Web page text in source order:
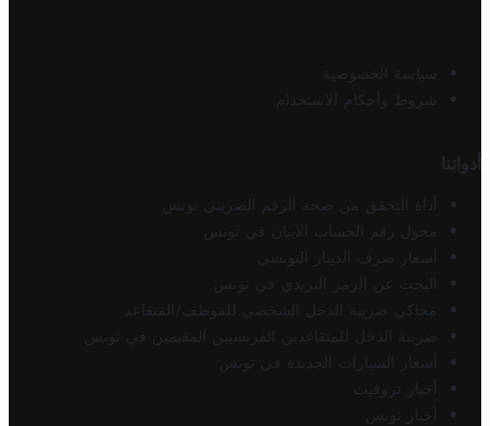
سياسة الخصوصية
شروط وأحكام الاستخدام
أدواتنا
أداة التحقق من صحة الرقم الضريبي تونس
محول رقم الحساب الآيبان في تونس
أسعار صرف الدينار التونسي
البحث عن الرمز البريدي في تونس
محاكي ضريبة الدخل الشخصي للموظف/المتقاعد
ضريبة الدخل للمتقاعدين الفرنسيين المقيمين في تونس
أسعار السيارات الجديدة في تونس
أخبار تروفيت
أخبار تونس